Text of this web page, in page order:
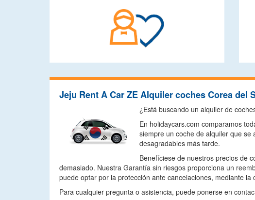
Jeju Rent A Car ZE Alquiler coches Corea del
¿Está buscando un alquiler de
En holidaycars.com comparamos
siempre un coche de alquiler que
desagradables más tarde.
Benefíciese de nuestros precios de
demasiado. Nuestra Garantía sin riesgos proporciona un
puede optar por la protección ante cancelaciones, mediante
Para cualquier pregunta o asistencia, puede ponerse en